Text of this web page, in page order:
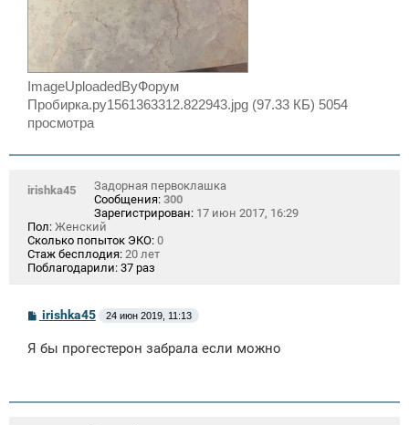
ImageUploadedByФорум
Пробирка.ру1561363312.822943.jpg (97.33 КБ) 5054
просмотра
irishka45
Задорная первоклашка
Сообщения: 300
Зарегистрирован: 17 июн 2017, 16:29
Пол: Женский
Сколько попыток ЭКО: 0
Стаж бесплодия: 20 лет
Поблагодарили: 37 раз
С
б
и
irishka45 24 июн 2019, 11:13
Я бы прогестерон забрала если можно